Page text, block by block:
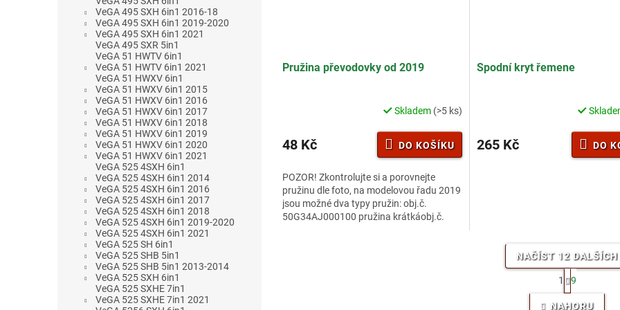
VeGA 495 SXH 6in1 2016-18
VeGA 495 SXH 6in1 2019-2020
VeGA 495 SXH 6in1 2021
VeGA 495 SXR 5in1
VeGA 51 HWTV 6in1
VeGA 51 HWTV 6in1 2021
VeGA 51 HWXV 6in1
VeGA 51 HWXV 6in1 2015
VeGA 51 HWXV 6in1 2016
VeGA 51 HWXV 6in1 2017
VeGA 51 HWXV 6in1 2018
VeGA 51 HWXV 6in1 2019
VeGA 51 HWXV 6in1 2020
VeGA 51 HWXV 6in1 2021
VeGA 525 4SXH 6in1
VeGA 525 4SXH 6in1 2014
VeGA 525 4SXH 6in1 2016
VeGA 525 4SXH 6in1 2017
VeGA 525 4SXH 6in1 2018
VeGA 525 4SXH 6in1 2019-2020
VeGA 525 4SXH 6in1 2021
VeGA 525 SH 6in1
VeGA 525 SHB 5in1
VeGA 525 SHB 5in1 2013-2014
VeGA 525 SXH 6in1
VeGA 525 SXHE 7in1
VeGA 525 SXHE 7in1 2021
Pružina převodovky od 2019
Skladem (>5 ks)
48 Kč DO KOŠÍKU
POZOR! Zkontrolujte si a porovnejte
pružinu dle foto, na modelovou řadu 2019
jsou možné dva typy pružin: obj.č.
50G34AJ000100 pružina krátkáobj.č.
Spodní kryt řemene
265 Kč DO
O
v
NAČÍST 12 DALŠÍCH
S
t
r
1 9
NAHORU